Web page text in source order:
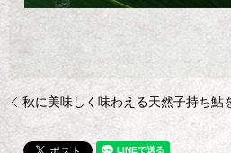
秋に美味しく味わえる天然子持ち鮎